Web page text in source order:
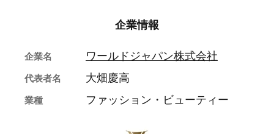
企業情報
企業名 ワールドジャパン株式会社
代表者名 大畑慶高
業種 ファッション・ビューティー